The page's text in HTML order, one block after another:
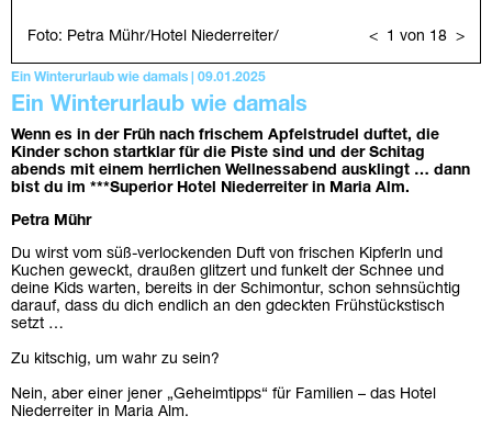
Ein Winterurlaub wie damals | 09.01.2025
Ein Winterurlaub wie damals
Wenn es in der Früh nach frischem Apfelstrudel duftet, die
Kinder schon startklar für die Piste sind und der Schitag
abends mit einem herrlichen Wellnessabend ausklingt … dann
bist du im ***Superior Hotel Niederreiter in Maria Alm.
Petra Mühr
Du wirst vom süß-verlockenden Duft von frischen Kipferln und
Kuchen geweckt, draußen glitzert und funkelt der Schnee und
deine Kids warten, bereits in der Schimontur, schon sehnsüchtig
darauf, dass du dich endlich an den gdeckten Frühstückstisch
setzt …
Zu kitschig, um wahr zu sein?
Nein, aber einer jener „Geheimtipps“ für Familien – das Hotel
Niederreiter in Maria Alm.